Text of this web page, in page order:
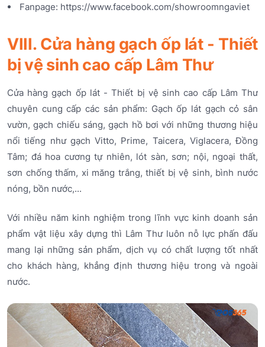
Fanpage: https://www.facebook.com/showroomngaviet
VIII. Cửa hàng gạch ốp lát - Thiết
bị vệ sinh cao cấp Lâm Thư
Cửa hàng gạch ốp lát - Thiết bị vệ sinh cao cấp Lâm Thư
chuyên cung cấp các sản phẩm: Gạch ốp lát gạch cỏ sân
vườn, gạch chiếu sáng, gạch hồ bơi với những thương hiệu
nổi tiếng như gạch Vitto, Prime, Taicera, Viglacera, Đồng
Tâm; đá hoa cương tự nhiên, lót sàn, sơn; nội, ngoại thất,
sơn chống thấm, xi măng trắng, thiết bị vệ sinh, bình nước
nóng, bồn nước,...
Với nhiều năm kinh nghiệm trong lĩnh vực kinh doanh sản
phẩm vật liệu xây dựng thì Lâm Thư luôn nỗ lực phấn đấu
mang lại những sản phẩm, dịch vụ có chất lượng tốt nhất
cho khách hàng, khẳng định thương hiệu trong và ngoài
nước.